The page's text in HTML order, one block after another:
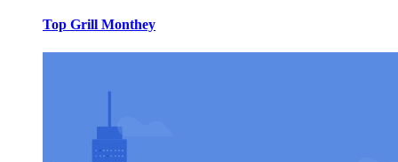
Top Grill Monthey